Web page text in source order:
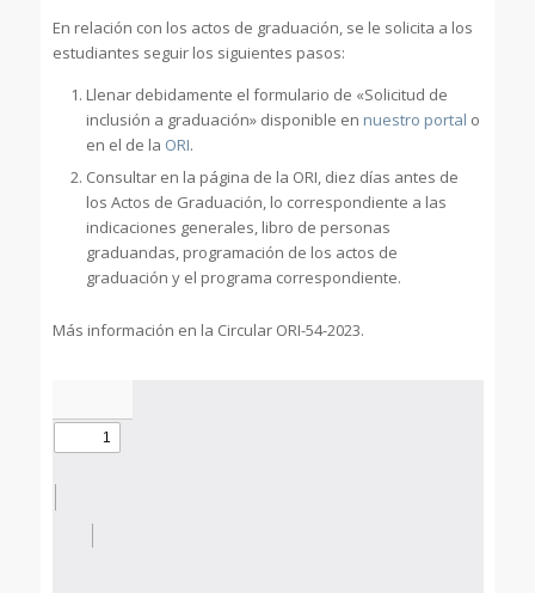
En relación con los actos de graduación, se le solicita a los
estudiantes seguir los siguientes pasos:
Llenar debidamente el formulario de «Solicitud de
inclusión a graduación» disponible en nuestro portal o
en el de la ORI.
Consultar en la página de la ORI, diez días antes de
los Actos de Graduación, lo correspondiente a las
indicaciones generales, libro de personas
graduandas, programación de los actos de
graduación y el programa correspondiente.
Más información en la Circular ORI-54-2023.